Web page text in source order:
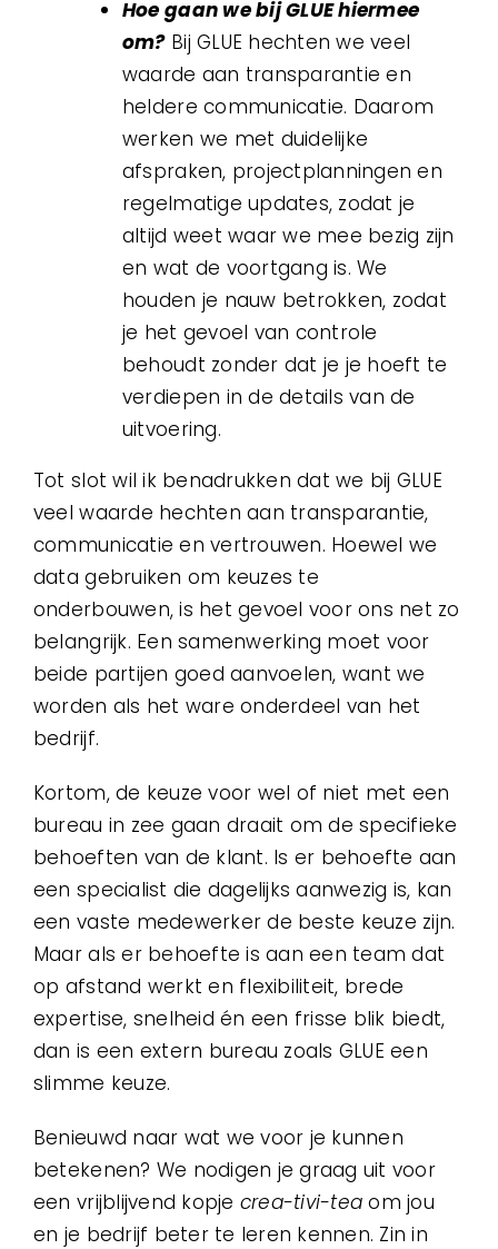
Hoe gaan we bij GLUE hiermee
om?Bij GLUE hechten we veel
waarde aan transparantie en
heldere communicatie. Daarom
werken we met duidelijke
afspraken, projectplanningen en
regelmatige updates, zodat je
altijd weet waar we mee bezig zijn
en wat de voortgang is. We
houden je nauw betrokken, zodat
je het gevoel van controle
behoudt zonder dat je je hoeft te
verdiepen in de details van de
uitvoering.
Tot slot wil ik benadrukken dat we bij GLUE
veel waarde hechten aan transparantie,
communicatie en vertrouwen. Hoewel we
data gebruiken om keuzes te
onderbouwen, is het gevoel voor ons net zo
belangrijk. Een samenwerking moet voor
beide partijen goed aanvoelen, want we
worden als het ware onderdeel van het
bedrijf.
Kortom, de keuze voor wel of niet met een
bureau in zee gaan draait om de specifieke
behoeften van de klant. Is er behoefte aan
een specialist die dagelijks aanwezig is, kan
een vaste medewerker de beste keuze zijn.
Maar als er behoefte is aan een team dat
op afstand werkt en flexibiliteit, brede
expertise, snelheid én een frisse blik biedt,
dan is een extern bureau zoals GLUE een
slimme keuze.
Benieuwd naar wat we voor je kunnen
betekenen? We nodigen je graag uit voor
een vrijblijvend kopje crea-tivi-tea om jou
en je bedrijf beter te leren kennen. Zin in